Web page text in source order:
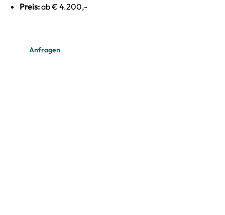
Preis:ab € 4.200,-
Anfragen